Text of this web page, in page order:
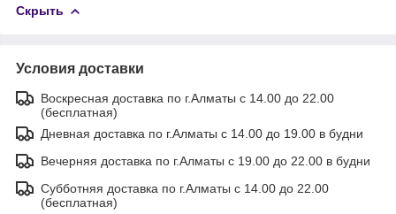
Скрыть
Условия доставки
Воскресная доставка по г.Алматы с 14.00 до 22.00
(бесплатная)
Дневная доставка по г.Алматы с 14.00 до 19.00 в будни
Вечерняя доставка по г.Алматы с 19.00 до 22.00 в будни
Субботняя доставка по г.Алматы с 14.00 до 22.00
(бесплатная)